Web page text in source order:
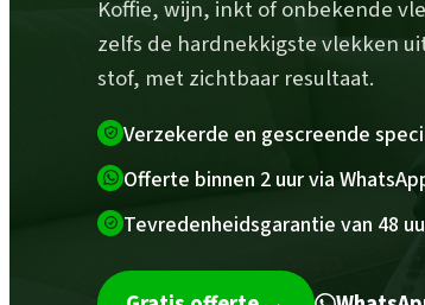
Koffie, wijn, inkt of onbekende
zelfs de hardnekkigste vlekken
stof, met zichtbaar resultaat.
Verzekerde en gescreende
Offerte binnen 2 uur via
Tevredenheidsgarantie van 48